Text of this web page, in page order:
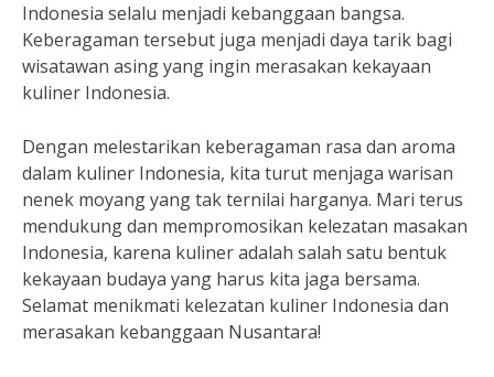
Indonesia selalu menjadi kebanggaan bangsa.
Keberagaman tersebut juga menjadi daya tarik bagi
wisatawan asing yang ingin merasakan kekayaan
kuliner Indonesia.
Dengan melestarikan keberagaman rasa dan aroma
dalam kuliner Indonesia, kita turut menjaga warisan
nenek moyang yang tak ternilai harganya. Mari terus
mendukung dan mempromosikan kelezatan masakan
Indonesia, karena kuliner adalah salah satu bentuk
kekayaan budaya yang harus kita jaga bersama.
Selamat menikmati kelezatan kuliner Indonesia dan
merasakan kebanggaan Nusantara!